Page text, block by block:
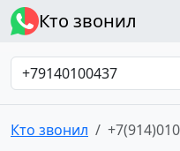
Кто звонил
Кто звонил